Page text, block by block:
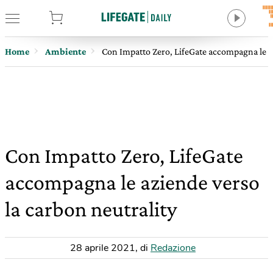
Home Ambiente Con Impatto Zero, LifeGate accompagna le
Con Impatto Zero, LifeGate
accompagna le aziende verso
la carbon neutrality
28 aprile 2021, di Redazione